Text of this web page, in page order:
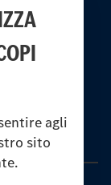
agli
sito